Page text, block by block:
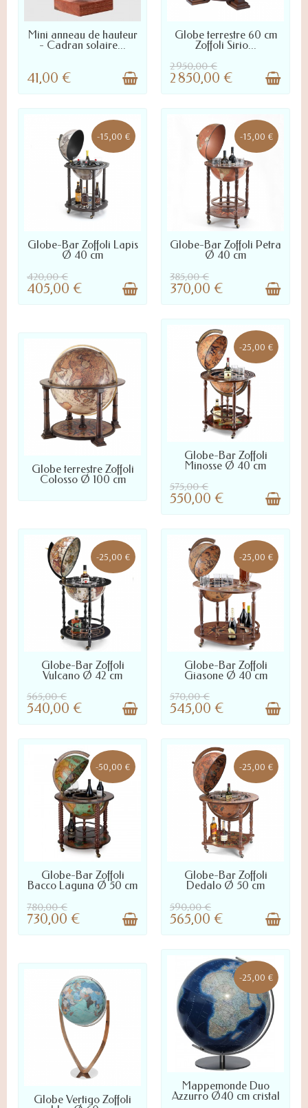
LIVRÉ SOUS 24/48H
Mini anneau de hauteur
- Cadran solaire...
41,00 €
LIVRÉ SOUS 7 À 20 JOURS :
NOUS CONTACTER POUR
DÉLAI PRÉCIS
Globe terrestre 60 cm
Zoffoli Sirio...
2 950,00 €
2 850,00 €
-15,00 €
LIVRÉ SOUS 7 À 20 JOURS :
NOUS CONTACTER POUR
Globe-Bar Zoffoli Lapis
Ø 40 cm
420,00 €
405,00 €
-15,00 €
LIVRÉ SOUS 7 À 20 JOURS :
NOUS CONTACTER POUR
Globe-Bar Zoffoli Petra
Ø 40 cm
385,00 €
370,00 €
Globe terrestre Zoffoli
Colosso Ø 100 cm
-25,00 €
LIVRÉ SOUS 7 À 20 JOURS :
NOUS CONTACTER POUR
DÉLAI PRÉCIS
Globe-Bar Zoffoli
Minosse Ø 40 cm
575,00 €
550,00 €
-25,00 €
LIVRÉ SOUS 7 À 20 JOURS :
NOUS CONTACTER POUR
Globe-Bar Zoffoli
Vulcano Ø 42 cm
565,00 €
540,00 €
-25,00 €
LIVRÉ SOUS 7 À 20 JOURS :
NOUS CONTACTER POUR
Globe-Bar Zoffoli
Giasone Ø 40 cm
570,00 €
545,00 €
-50,00 €
LIVRÉ SOUS 7 À 20 JOURS :
NOUS CONTACTER POUR
DÉLAI PRÉCIS
Globe-Bar Zoffoli
Bacco Laguna Ø 50 cm
780,00 €
730,00 €
-25,00 €
LIVRÉ SOUS 7 À 20 JOURS :
NOUS CONTACTER POUR
Globe-Bar Zoffoli
Dedalo Ø 50 cm
590,00 €
565,00 €
Globe Vertigo Zoffoli
-25,00 €
LIVRÉ SOUS 10 À 45 JOURS :
NOUS CONTACTER POUR
Mappemonde Duo
Azzurro Ø40 cm cristal